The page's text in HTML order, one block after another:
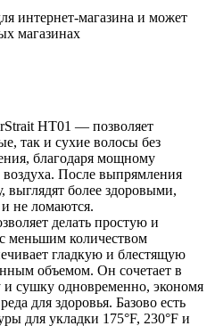
интернет-магазина и может
магазинах
HT01 — позволяет
так и сухие волосы без
благодаря мощному
После выпрямления
выглядят более здоровыми,
не ломаются.
делать простую и
меньшим количеством
гладкую и блестящую
объемом. Он сочетает в
и сушку одновременно, экономя
для здоровья. Базово есть
для укладки 175°F, 230°F и